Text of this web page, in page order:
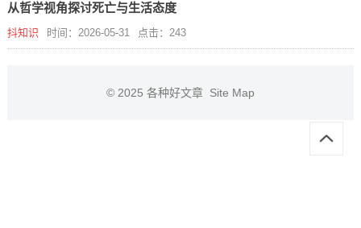
从哲学视角探讨死亡与生活态度
抖知识 时间：2026-05-31 点击：243
© 2025 各种好文章 Site Map